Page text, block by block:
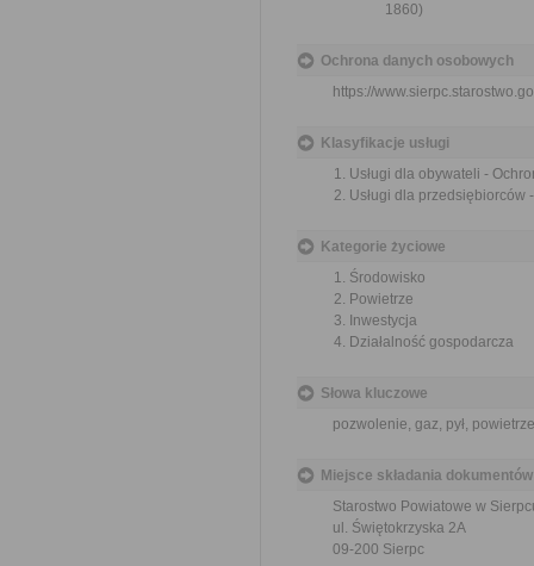
1860)
Ochrona danych osobowych
https://
Klasyfikacje usługi
Usługi dla obywateli -
Usługi dla
Kategorie życiowe
Środowisko
Powietrze
Inwestycja
Działalność gospodarcza
Słowa kluczowe
pozwolenie, gaz, pył, powietrze
Miejsce składania dokumentów
Starostwo Powiatowe w
ul. Świętokrzyska 2A
09-200 Sierpc